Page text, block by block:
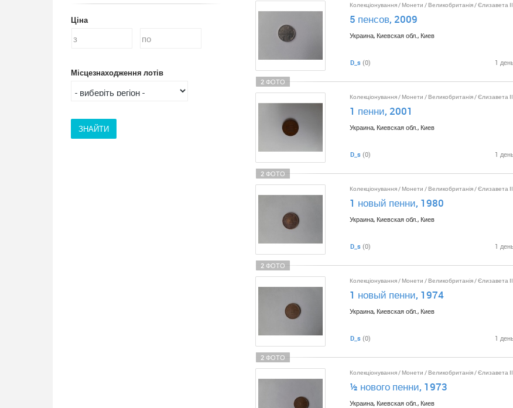
Ціна
Місцезнаходження лотів
2 ФОТО
Колекціонування/ Монети / Великобританія/Єлизавета II
5 пенсов, 2009
Украина, Киевская обл., Киев
D_s (0) 1
2 ФОТО
Колекціонування/ Монети / Великобританія/Єлизавета II
1 пенни, 2001
Украина, Киевская обл., Киев
D_s (0) 1
2 ФОТО
Колекціонування/ Монети / Великобританія/Єлизавета II
1 новый пенни, 1980
Украина, Киевская обл., Киев
D_s (0) 1
2 ФОТО
Колекціонування/ Монети / Великобританія/Єлизавета II
1 новый пенни, 1974
Украина, Киевская обл., Киев
D_s (0) 1
Колекціонування/ Монети / Великобританія/Єлизавета II
½ нового пенни, 1973
Украина, Киевская обл., Киев